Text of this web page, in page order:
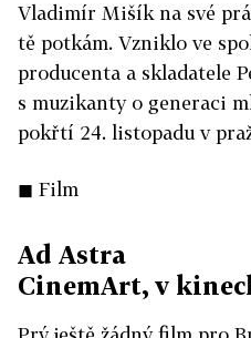
Vladimír Mišík na své
tě potkám. Vzniklo ve
producenta a skladatele
s muzikanty o generaci
pokřtí 24. listopadu v
◼ Film
Ad Astra
CinemArt, v